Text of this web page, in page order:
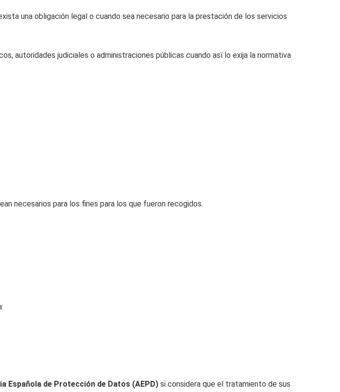
una obligación legal o cuando sea necesario para la prestación de los servicios
autoridades judiciales o administraciones públicas cuando así lo exija la normativa
necesarios para los fines para los que fueron recogidos.
Española de Protección de Datos (AEPD) si considera que el tratamiento de sus